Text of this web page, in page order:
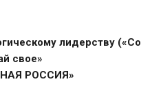
лидерству
свое»
РОССИЯ»